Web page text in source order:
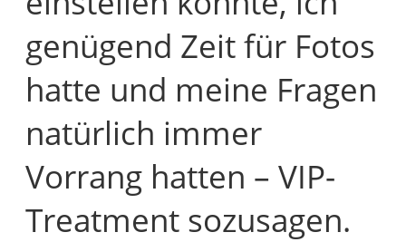
genügend Zeit für Fotos
hatte und meine Fragen
natürlich immer
Vorrang hatten – VIP-
Treatment sozusagen.